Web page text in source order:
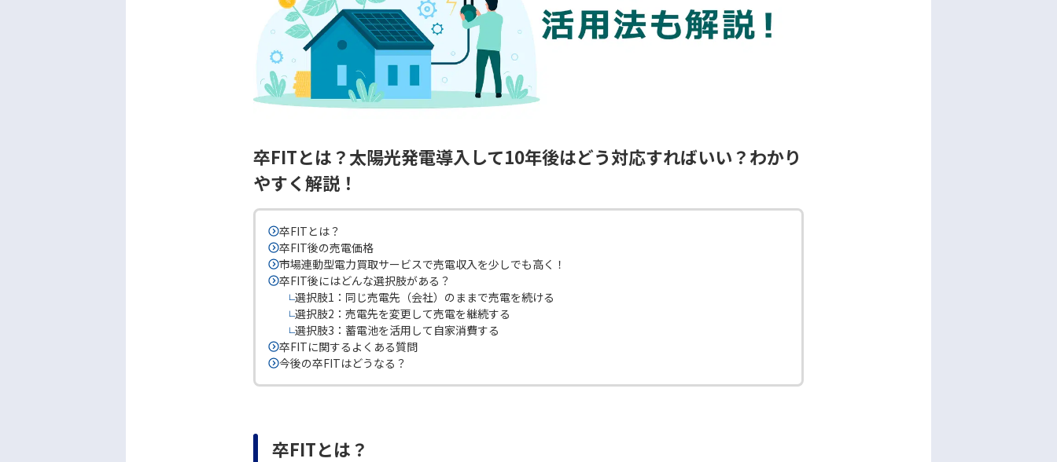
卒FITとは？太陽光発電導入して10年後はどう対応すればいい？わかり
やすく解説！
卒FITとは？
卒FIT後の売電価格
市場連動型電力買取サービスで売電収入を少しでも高く！
卒FIT後にはどんな選択肢がある？
選択肢1：同じ売電先（会社）のままで売電を続ける
選択肢2：売電先を変更して売電を継続する
選択肢3：蓄電池を活用して自家消費する
卒FITに関するよくある質問
今後の卒FITはどうなる？
卒FITとは？